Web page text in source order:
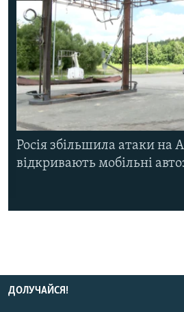
Росія збільшила атаки на
відкривають мобільні
ДОЛУЧАЙСЯ!